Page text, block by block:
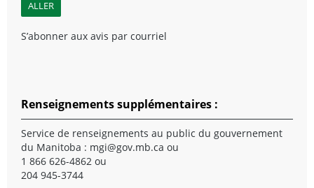
S’abonner aux avis par courriel
Renseignements supplémentaires :
Service de renseignements au public du gouvernement
du Manitoba : mgi@gov.mb.ca ou
1 866 626-4862 ou
204 945-3744